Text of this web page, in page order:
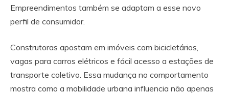
Empreendimentos também se adaptam a esse novo
perfil de consumidor.
Construtoras apostam em imóveis com bicicletários,
vagas para carros elétricos e fácil acesso a estações de
transporte coletivo. Essa mudança no comportamento
mostra como a mobilidade urbana influencia não apenas